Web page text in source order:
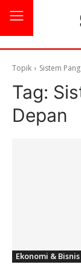
Topik Sistem
Tag:
Depan
Ekonomi & Bisnis